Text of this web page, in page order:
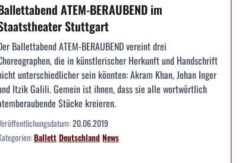
ATEM-BERAUBEND im
Stuttgart
Ballettabend ATEM-BERAUBEND vereint drei
die in künstlerischer Herkunft und Handschrift
unterschiedlicher sein könnten: Akram Khan, Johan Inger
Itzik Galili. Gemein ist ihnen, dass sie alle wortwörtlich
Stücke kreieren.
20.06.2019
BallettDeutschlandNews